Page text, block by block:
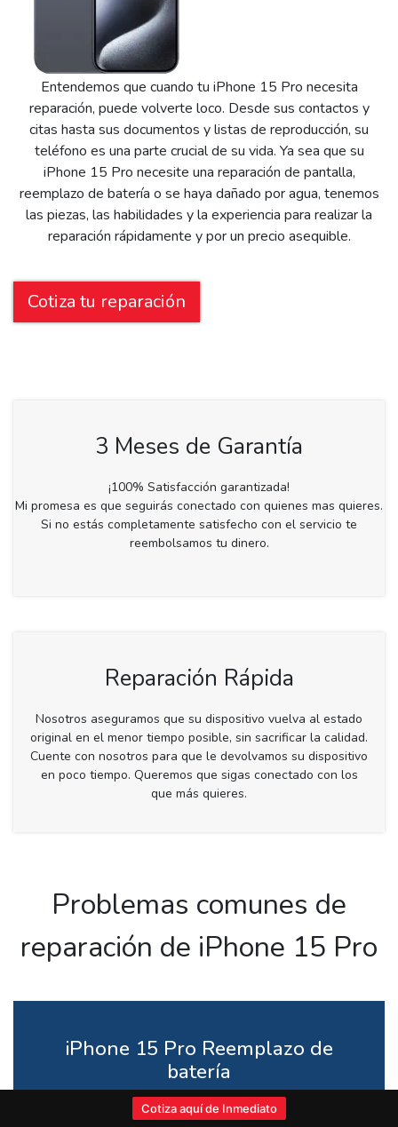
Entendemos que cuando tu iPhone 15 Pro necesita
reparación, puede volverte loco. Desde sus contactos y
citas hasta sus documentos y listas de reproducción, su
teléfono es una parte crucial de su vida. Ya sea que su
iPhone 15 Pro necesite una reparación de pantalla,
reemplazo de batería o se haya dañado por agua, tenemos
las piezas, las habilidades y la experiencia para realizar la
reparación rápidamente y por un precio asequible.
Cotiza tu reparación
3 Meses de Garantía
¡100% Satisfacción garantizada!
Mi promesa es que seguirás conectado con quienes mas quieres.
Si no estás completamente satisfecho con el servicio te
reembolsamos tu dinero.
Reparación Rápida
Nosotros aseguramos que su dispositivo vuelva al estado
original en el menor tiempo posible, sin sacrificar la calidad.
Cuente con nosotros para que le devolvamos su dispositivo
en poco tiempo. Queremos que sigas conectado con los
que más quieres.
Problemas comunes de
reparación de iPhone 15 Pro
iPhone 15 Pro Reemplazo de
batería
Las baterías envejecen con el tiempo y pierden
Cotiza aquí de Inmediato